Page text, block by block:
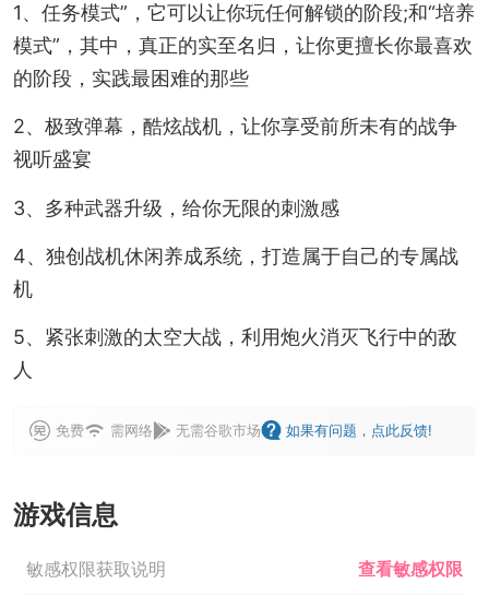
1、任务模式”，它可以让你玩任何解锁的阶段;和“培养
模式”，其中，真正的实至名归，让你更擅长你最喜欢
的阶段，实践最困难的那些
2、极致弹幕，酷炫战机，让你享受前所未有的战争
视听盛宴
3、多种武器升级，给你无限的刺激感
4、独创战机休闲养成系统，打造属于自己的专属战
机
5、紧张刺激的太空大战，利用炮火消灭飞行中的敌
人
免费 需网络 无需谷歌市场 如果有问题，点此反馈!
游戏信息
敏感权限获取说明 查看敏感权限